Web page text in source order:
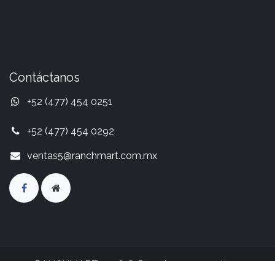
Contáctanos
+52 (477) 454 0251
+52 (477) 454 0292
ventas5@ranchmart.com.mx